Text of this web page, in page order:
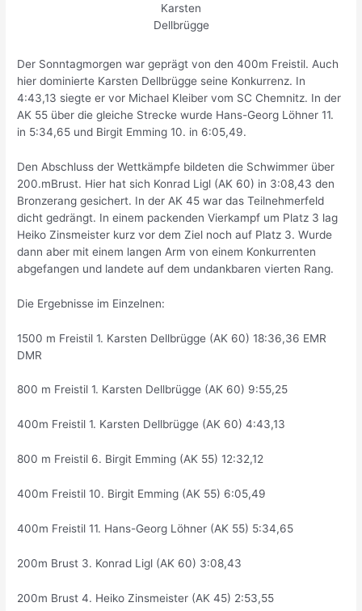
Karsten
Dellbrügge
Der Sonntagmorgen war geprägt von den 400m Freistil. Auch
hier dominierte Karsten Dellbrügge seine Konkurrenz. In
4:43,13 siegte er vor Michael Kleiber vom SC Chemnitz. In der
AK 55 über die gleiche Strecke wurde Hans-Georg Löhner 11.
in 5:34,65 und Birgit Emming 10. in 6:05,49.
Den Abschluss der Wettkämpfe bildeten die Schwimmer über
200.mBrust. Hier hat sich Konrad Ligl (AK 60) in 3:08,43 den
Bronzerang gesichert. In der AK 45 war das Teilnehmerfeld
dicht gedrängt. In einem packenden Vierkampf um Platz 3 lag
Heiko Zinsmeister kurz vor dem Ziel noch auf Platz 3. Wurde
dann aber mit einem langen Arm von einem Konkurrenten
abgefangen und landete auf dem undankbaren vierten Rang.
Die Ergebnisse im Einzelnen:
1500 m Freistil 1. Karsten Dellbrügge (AK 60) 18:36,36 EMR
DMR
800 m Freistil 1. Karsten Dellbrügge (AK 60) 9:55,25
400m Freistil 1. Karsten Dellbrügge (AK 60) 4:43,13
800 m Freistil 6. Birgit Emming (AK 55) 12:32,12
400m Freistil 10. Birgit Emming (AK 55) 6:05,49
400m Freistil 11. Hans-Georg Löhner (AK 55) 5:34,65
200m Brust 3. Konrad Ligl (AK 60) 3:08,43
200m Brust 4. Heiko Zinsmeister (AK 45) 2:53,55